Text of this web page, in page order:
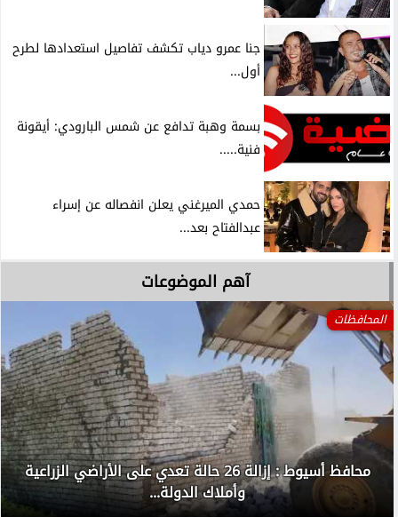
جنا عمرو دياب تكشف تفاصيل استعدادها لطرح
أول...
بسمة وهبة تدافع عن شمس البارودي: أيقونة
فنية.....
حمدي الميرغني يعلن انفصاله عن إسراء
عبدالفتاح بعد...
آهم الموضوعات
المحافظات
محافظ أسيوط : إزالة 26 حالة تعدي على الأراضي الزراعية
وأملاك الدولة...